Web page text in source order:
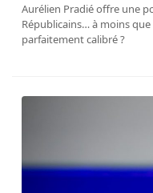
Aurélien Pradié offre une
Républicains… à moins
parfaitement calibré ?